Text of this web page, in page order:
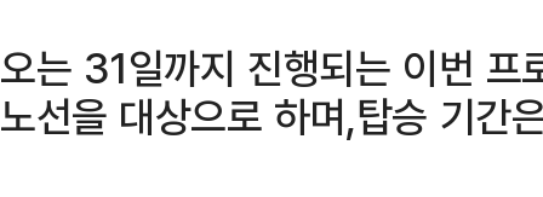
오는 31일까지 진행되는 이번 프
노선을 대상으로 하며,탑승 기간